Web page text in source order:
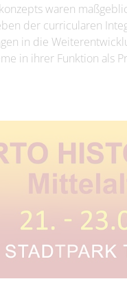
waren
der curricularen
in die
in ihrer Funktion als